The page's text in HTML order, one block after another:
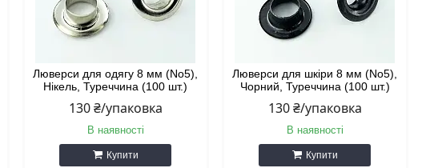
Люверси для одягу 8 мм (No5),
Нікель, Туреччина (100 шт.)
130 ₴/упаковка
В наявності
Купити
Люверси для шкіри 8 мм (No5),
Чорний, Туреччина (100 шт.)
130 ₴/упаковка
В наявності
Купити